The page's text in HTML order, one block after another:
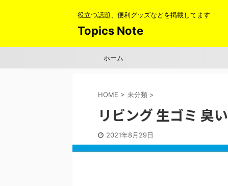
役立つ話題、便利グッズなどを掲載してます
Topics Note
ホーム
HOME > 未分類 >
リビング 生ゴミ 臭い
2021年8月29日